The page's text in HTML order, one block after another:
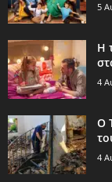
5
Η
4
Ο
4